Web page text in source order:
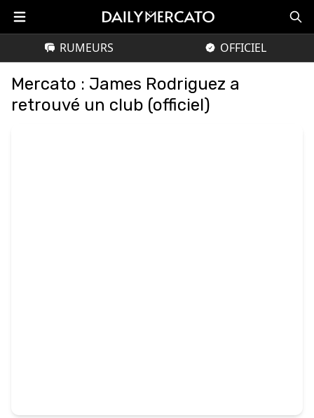
RUMEURS OFFICIEL
Mercato : James Rodriguez a
retrouvé un club (officiel)